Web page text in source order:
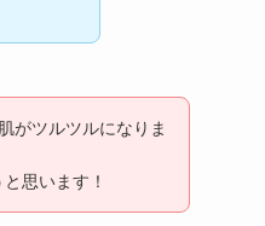
がツルツルになりま
思います！